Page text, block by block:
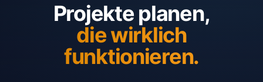
Projekte planen,
die wirklich
funktionieren.